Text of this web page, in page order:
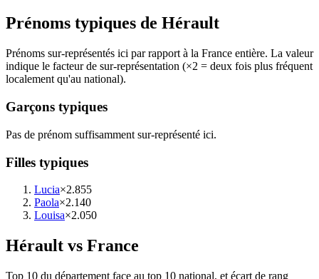
Prénoms typiques de Hérault
Prénoms sur-représentés ici par rapport à la France entière. La valeur
indique le facteur de sur-représentation (×2 = deux fois plus fréquent
localement qu'au national).
Garçons typiques
Pas de prénom suffisamment sur-représenté ici.
Filles typiques
Lucia×2.855
Paola×2.140
Louisa×2.050
Hérault vs France
Top 10 du département face au top 10 national, et écart de rang